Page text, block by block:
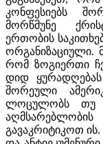
კონფესიებს
მორწმუნე
ერთობის
ორგანიზაციული.
რომ ზოგიერთი
დიდ
შორეული
ლოცულობს თუ
გავაკრიტიკოთ